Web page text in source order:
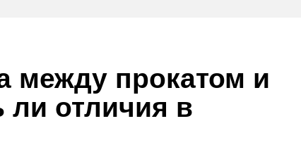
между прокатом и
ли отличия в